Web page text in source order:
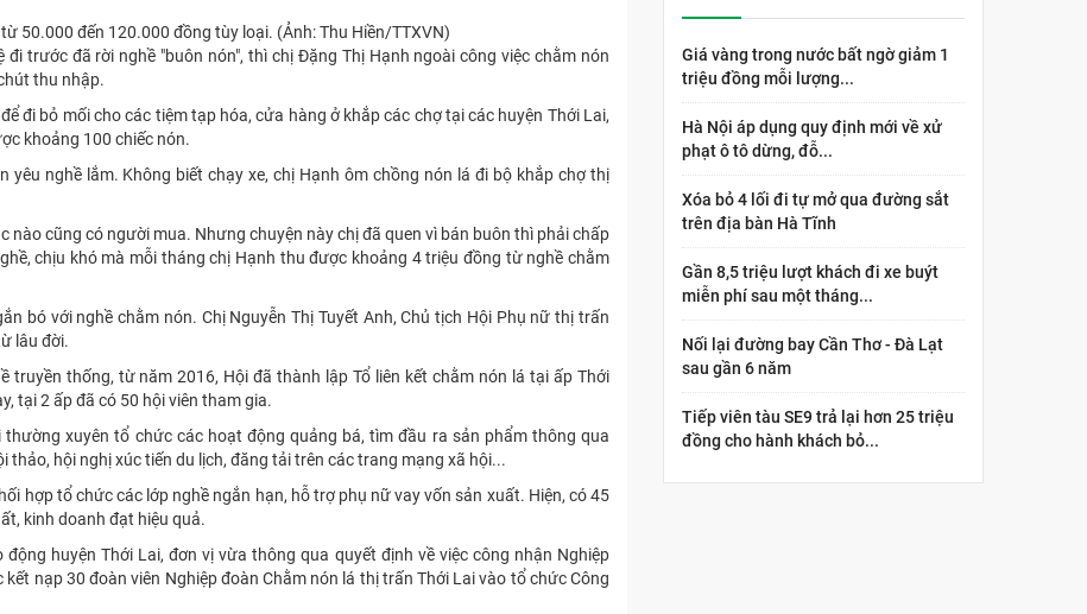
50.000 đến 120.000 đồng tùy loại. (Ảnh: Thu Hiền/TTXVN)
trước đã rời nghề "buôn nón", thì chị Đặng Thị Hạnh ngoài công việc chằm nón
thu nhập.
đi bỏ mối cho các tiệm tạp hóa, cửa hàng ở khắp các chợ tại các huyện Thới Lai,
khoảng 100 chiếc nón.
yêu nghề lắm. Không biết chạy xe, chị Hạnh ôm chồng nón lá đi bộ khắp chợ thị
nào cũng có người mua. Nhưng chuyện này chị đã quen vì bán buôn thì phải chấp
chịu khó mà mỗi tháng chị Hạnh thu được khoảng 4 triệu đồng từ nghề chằm
bó với nghề chằm nón. Chị Nguyễn Thị Tuyết Anh, Chủ tịch Hội Phụ nữ thị trấn
lâu đời.
truyền thống, từ năm 2016, Hội đã thành lập Tổ liên kết chằm nón lá tại ấp Thới
tại 2 ấp đã có 50 hội viên tham gia.
xuyên tổ chức các hoạt động quảng bá, tìm đầu ra sản phẩm thông qua
hội nghị xúc tiến du lịch, đăng tải trên các trang mạng xã hội...
hợp tổ chức các lớp nghề ngắn hạn, hỗ trợ phụ nữ vay vốn sản xuất. Hiện, có 45
kinh doanh đạt hiệu quả.
huyện Thới Lai, đơn vị vừa thông qua quyết định về việc công nhận Nghiệp
nạp 30 đoàn viên Nghiệp đoàn Chằm nón lá thị trấn Thới Lai vào tổ chức Công
Giá vàng trong nước bất ngờ giảm 1
triệu đồng mỗi lượng...
Hà Nội áp dụng quy định mới về xử
phạt ô tô dừng, đỗ...
Xóa bỏ 4 lối đi tự mở qua đường sắt
trên địa bàn Hà Tĩnh
Gần 8,5 triệu lượt khách đi xe buýt
miễn phí sau một tháng...
Nối lại đường bay Cần Thơ - Đà Lạt
sau gần 6 năm
Tiếp viên tàu SE9 trả lại hơn 25 triệu
đồng cho hành khách bỏ...